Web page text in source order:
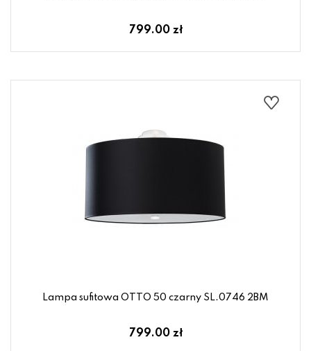
799.00 zł
Lampa sufitowa OTTO 50 czarny SL.0746 2BM
799.00 zł